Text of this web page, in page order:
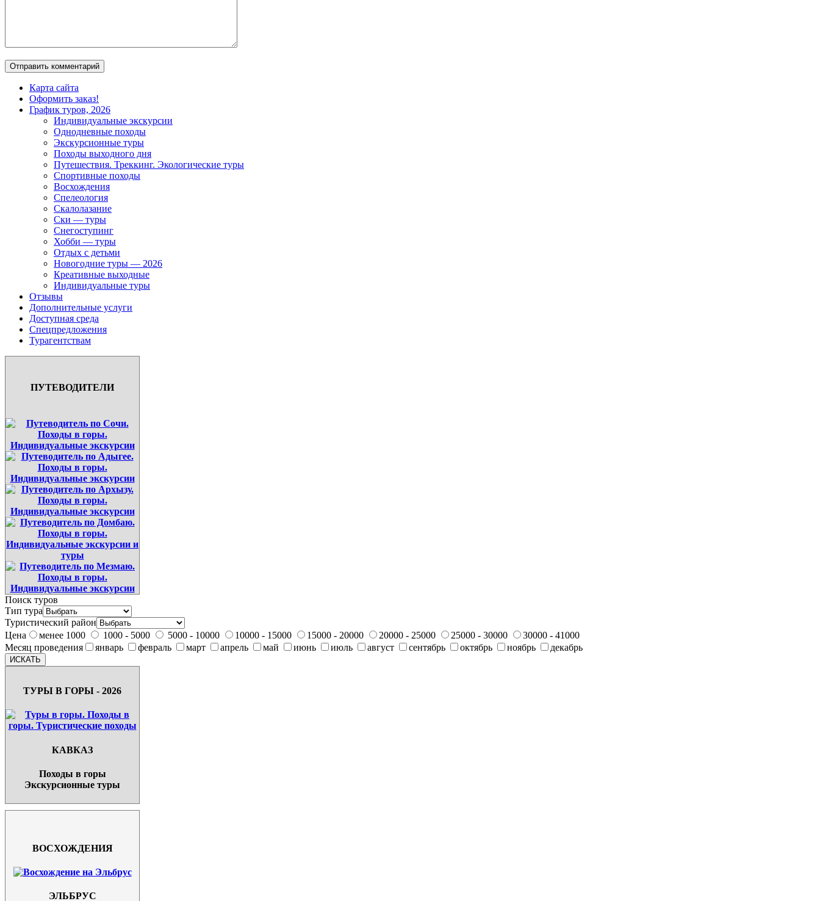
Карта сайта
Оформить заказ!
График туров, 2026
Индивидуальные экскурсии
Однодневные походы
Экскурсионные туры
Походы выходного дня
Путешествия. Треккинг. Экологические туры
Спортивные походы
Восхождения
Спелеология
Скалолазание
Ски — туры
Снегоступинг
Хобби — туры
Отдых с детьми
Новогодние туры — 2026
Креативные выходные
Индивидуальные туры
Отзывы
Дополнительные услуги
Доступная среда
Спецпредложения
Турагентствам
ПУТЕВОДИТЕЛИ
Поиск туров
Тип тура
Туристический район
Цена
менее 1000 1000 - 5000 5000 - 10000 10000 - 15000 15000 - 20000 20000 - 25000 25000 - 30000
30000 - 41000
Месяц проведения
январь февраль март апрель май июнь июль август сентябрь октябрь ноябрь декабрь
ТУРЫ В ГОРЫ - 2026
КАВКАЗ
Походы в горы
Экскурсионные туры
ВОСХОЖДЕНИЯ
ЭЛЬБРУС